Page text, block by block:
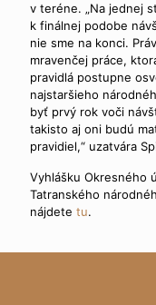
v teréne. „Na jednej
k finálnej podobe
nie sme na konci.
mravenčej práce,
pravidlá postupne
najstaršieho
byť prvý rok voči
takisto aj oni budú
pravidiel,“ uzatvára
Vyhlášku Okresného
Tatranského
nájdete tu.